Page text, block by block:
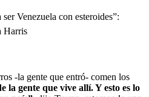
Venezuela con esteroides”:
Harris
-la gente que entró- comen los
la gente que vive allí. Y esto es lo